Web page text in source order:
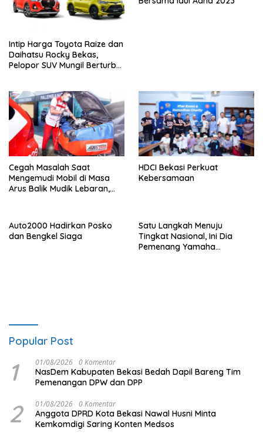
Intip Harga Toyota Raize dan
Daihatsu Rocky Bekas,
Pelopor SUV Mungil Berturbo
Cegah Masalah Saat
Mengemudi Mobil di Masa
Arus Balik Mudik Lebaran,
HDCI Bekasi Perkuat
Kebersamaan
Auto2000 Hadirkan Posko
dan Bengkel Siaga
Satu Langkah Menuju
Tingkat Nasional, Ini Dia
Pemenang Yamaha
Popular Post
1 01/08/2026 0 Komentar
NasDem Kabupaten Bekasi Bedah Dapil Bareng Tim
Pemenangan DPW dan DPP
2 01/08/2026 0 Komentar
Anggota DPRD Kota Bekasi Nawal Husni Minta
Kemkomdigi Saring Konten Medsos